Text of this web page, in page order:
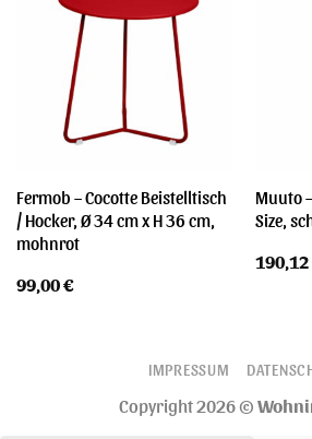
Fermob – Cocotte Beistelltisch
/ Hocker, Ø 34 cm x H 36 cm,
mohnrot
99,00€
Muuto
Size,
190,12
IMPRESSUM
Copyright 2026 ©